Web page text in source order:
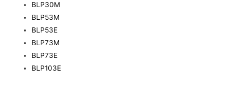
BLP30M
BLP53M
BLP53E
BLP73M
BLP73E
BLP103E